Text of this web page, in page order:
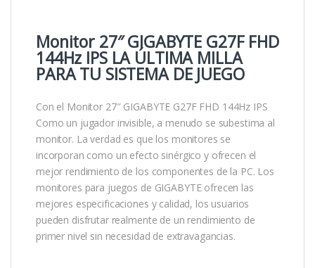
Monitor 27″ GIGABYTE G27F FHD
144Hz IPS LA ÚLTIMA MILLA
PARA TU SISTEMA DE JUEGO
Con el Monitor 27″ GIGABYTE G27F FHD 144Hz IPS
Como un jugador invisible, a menudo se subestima al
monitor. La verdad es que los monitores se
incorporan como un efecto sinérgico y ofrecen el
mejor rendimiento de los componentes de la PC. Los
monitores para juegos de GIGABYTE ofrecen las
mejores especificaciones y calidad, los usuarios
pueden disfrutar realmente de un rendimiento de
primer nivel sin necesidad de extravagancias.